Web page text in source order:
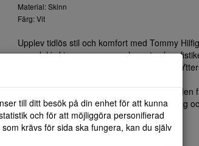
Material: Skinn
Färg: Vit
Upplev tidlös stil och komfort med Tommy
ovandel i skinn som ger en elegant och
polyester för en mjuk och bekväm känsla.
Tommy Hilfiger-loggan pryder skorna och
Dessa sneakers är perfekta för både vardag
funktionalitet på bästa sätt.
till ditt besök på din enhet för att kunna
och för att möjliggöra personifierad
krävs för sida ska fungera, kan du själv